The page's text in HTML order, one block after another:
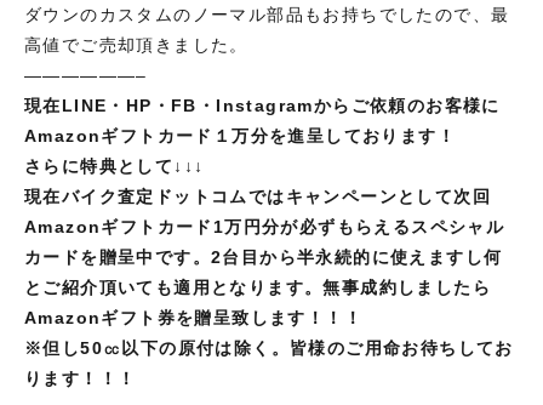
ダウンのカスタムのノーマル部品もお持ちでしたので、最
高値でご売却頂きました。
——————–
現在LINE・HP・FB・Instagramからご依頼のお客様に
Amazonギフトカード１万分を進呈しております！
さらに特典として↓↓↓
現在バイク査定ドットコムではキャンペーンとして次回
Amazonギフトカード1万円分が必ずもらえるスペシャル
カードを贈呈中です。2台目から半永続的に使えますし何
とご紹介頂いても適用となります。無事成約しましたら
Amazonギフト券を贈呈致します！！！
※但し50㏄以下の原付は除く。皆様のご用命お待ちしてお
ります！！！